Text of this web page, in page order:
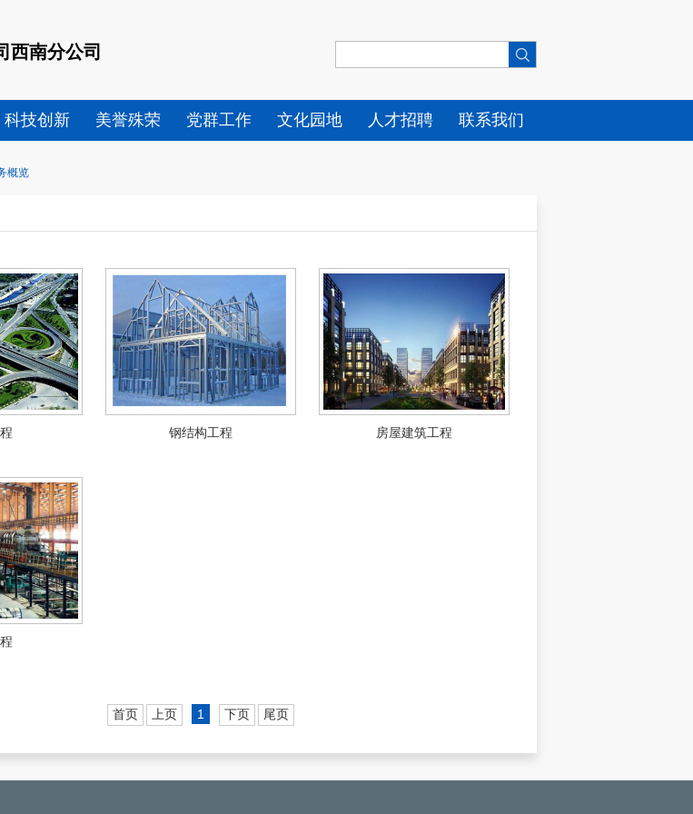
西南分公司
科技创新 美誉殊荣 党群工作 文化园地 人才招聘 联系我们
概览
钢结构工程 房屋建筑工程
首页 上页 1 下页 尾页